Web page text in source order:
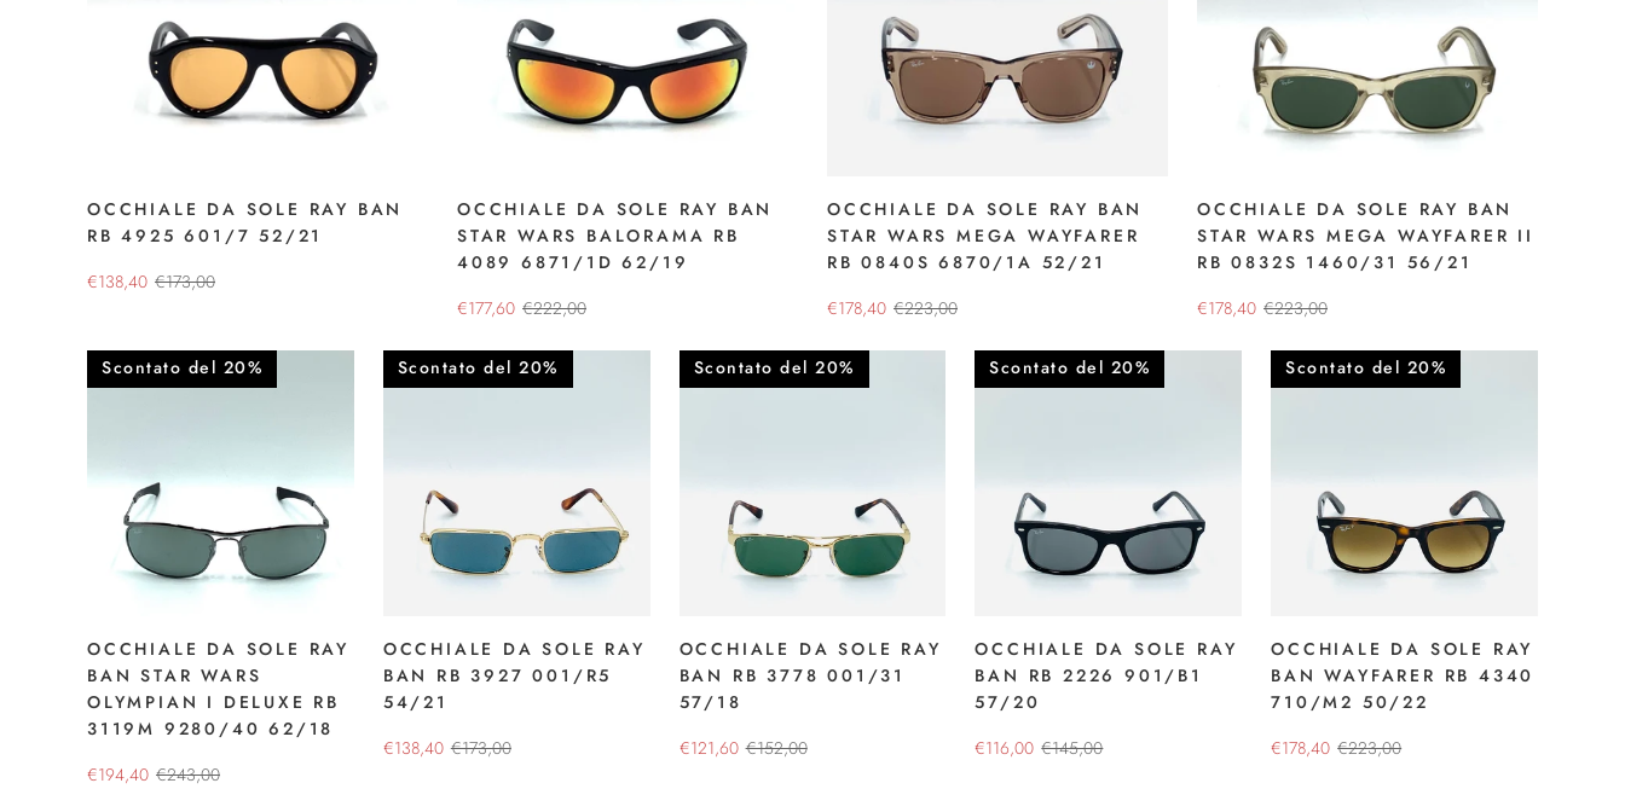
OCCHIALE DA SOLE RAY BAN
RB 4925 601/7 52/21
€138,40 €173,00
OCCHIALE DA SOLE RAY BAN
STAR WARS BALORAMA RB
4089 6871/1D 62/19
€177,60 €222,00
OCCHIALE DA SOLE RAY BAN
STAR WARS MEGA WAYFARER
RB 0840S 6870/1A 52/21
€178,40 €223,00
OCCHIALE DA SOLE RAY BAN
STAR WARS MEGA WAYFARER II
RB 0832S 1460/31 56/21
€178,40 €223,00
Scontato del 20%
OCCHIALE DA SOLE RAY
BAN STAR WARS
OLYMPIAN I DELUXE RB
3119M 9280/40 62/18
€194,40 €243,00
Scontato del 20%
OCCHIALE DA SOLE RAY
BAN RB 3927 001/R5
54/21
€138,40 €173,00
Scontato del 20%
OCCHIALE DA SOLE RAY
BAN RB 3778 001/31
57/18
€121,60 €152,00
Scontato del 20%
OCCHIALE DA SOLE RAY
BAN RB 2226 901/B1
57/20
€116,00 €145,00
Scontato del 20%
OCCHIALE DA SOLE RAY
BAN WAYFARER RB 4340
710/M2 50/22
€178,40 €223,00